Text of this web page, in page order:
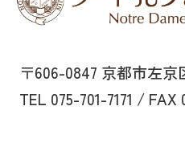
〒606-0847 京都市左
TEL 075-701-7171 / FAX